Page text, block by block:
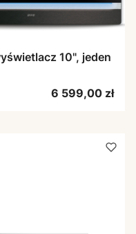
10", jeden
Cena
6 599,00 zł